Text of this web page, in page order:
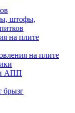
штофы,
на плите
на плите
АПП
брызг